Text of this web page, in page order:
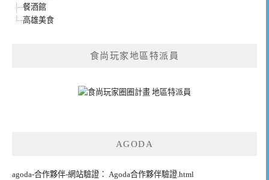
餐酒館
高雄美食
食尚玩家地區特派員
AGODA
agoda-合作夥伴-網站驗證： Agoda合作夥伴驗證.html